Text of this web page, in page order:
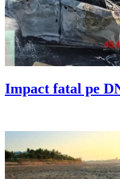
Impact fatal pe